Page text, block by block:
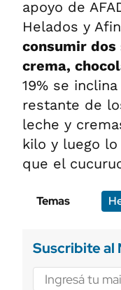
apoyo de
Helados y
consumir
crema,
19% se
restante de
leche y
kilo y luego
que el
Temas
Suscribite al